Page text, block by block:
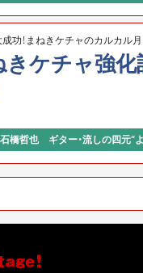
功！まねきケチャのカルカル
きケチャ強化
橋哲也 ギター・流しの四元“